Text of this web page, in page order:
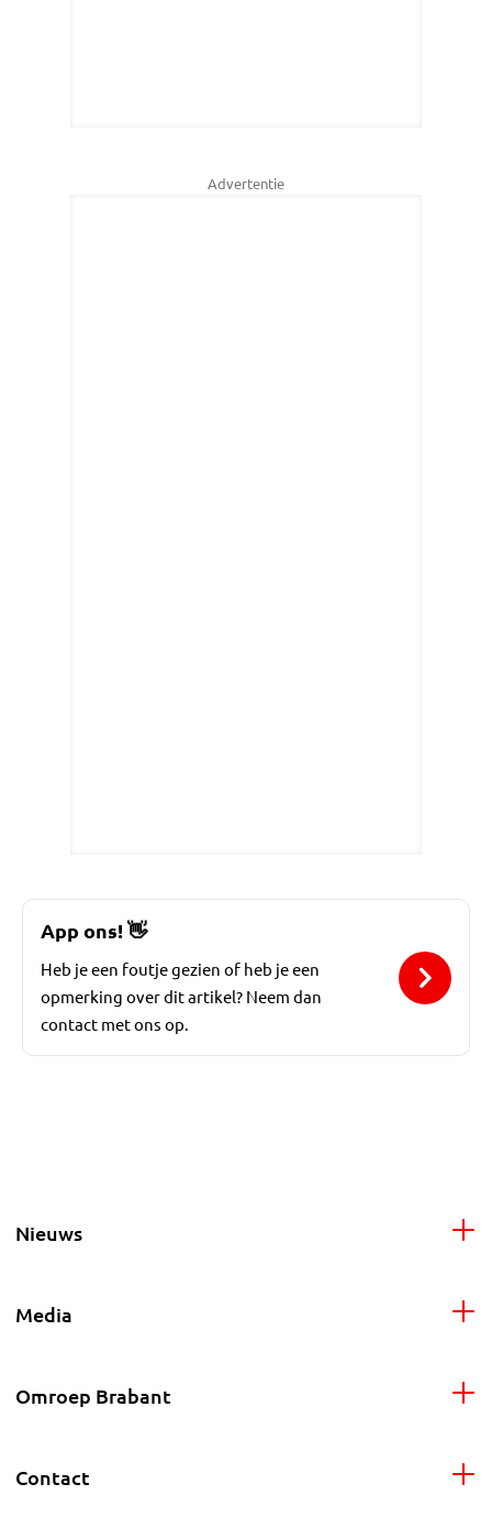
Advertentie
App ons!👋
Heb je een foutje gezien of heb je een
opmerking over dit artikel? Neem dan
contact met ons op.
Nieuws
Media
Omroep Brabant
Contact